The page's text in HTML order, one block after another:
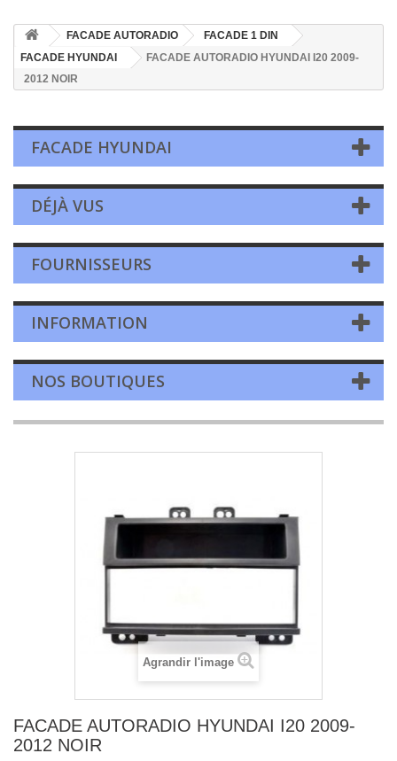
FACADE AUTORADIO
FACADE 1 DIN
FACADE HYUNDAI
FACADE AUTORADIO HYUNDAI I20 2009-
2012 NOIR
FACADE HYUNDAI
DÉJÀ VUS
FOURNISSEURS
INFORMATION
NOS BOUTIQUES
Agrandir l'image
FACADE AUTORADIO HYUNDAI I20 2009-
2012 NOIR